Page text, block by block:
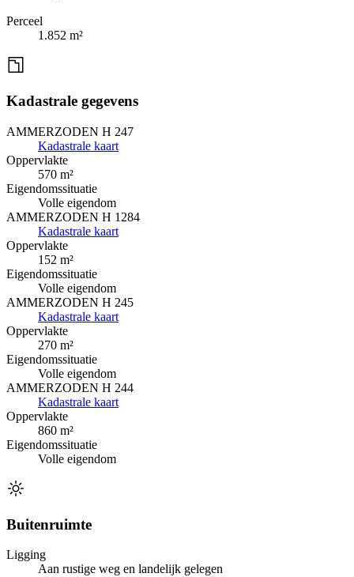
Perceel
1.852 m²
Kadastrale gegevens
AMMERZODEN H 247
Kadastrale kaart
Oppervlakte
570 m²
Eigendomssituatie
Volle eigendom
AMMERZODEN H 1284
Kadastrale kaart
Oppervlakte
152 m²
Eigendomssituatie
Volle eigendom
AMMERZODEN H 245
Kadastrale kaart
Oppervlakte
270 m²
Eigendomssituatie
Volle eigendom
AMMERZODEN H 244
Kadastrale kaart
Oppervlakte
860 m²
Eigendomssituatie
Volle eigendom
Buitenruimte
Ligging
Aan rustige weg en landelijk gelegen